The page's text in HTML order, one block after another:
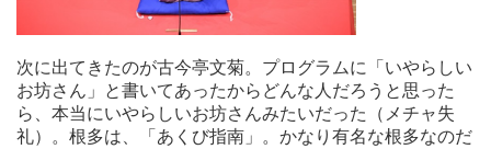
次に出てきたのが古今亭文菊。プログラムに「いやらしい
お坊さん」と書いてあったからどんな人だろうと思った
ら、本当にいやらしいお坊さんみたいだった（メチャ失
礼）。根多は、「あくび指南」。かなり有名な根多なのだ